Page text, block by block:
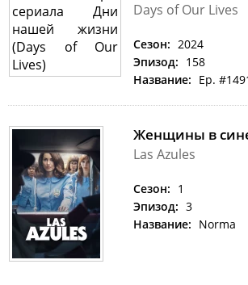
Days of Our Lives
Сезон: 2024
Эпизод: 158
Название: Ep.
Женщины в
Las Azules
Сезон: 1
Эпизод: 3
Название: Norma